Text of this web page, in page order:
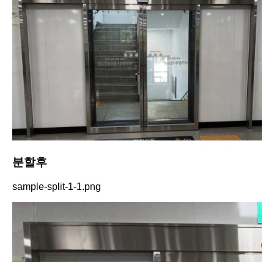
분할후
sample-split-1-1.png